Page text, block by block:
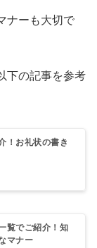
ナーも大切で
下の記事を参考
！お礼状の書き
覧でご紹介！知
マナー